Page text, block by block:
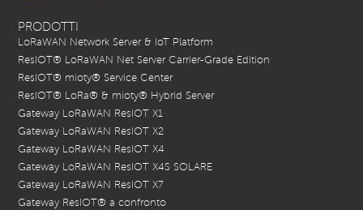
PRODOTTI
LoRaWAN Network Server & IoT Platform
ResIOT® LoRaWAN Net Server Carrier-Grade Edition
ResIOT® mioty® Service Center
ResIOT® LoRa® & mioty® Hybrid Server
Gateway LoRaWAN ResIOT X1
Gateway LoRaWAN ResIOT X2
Gateway LoRaWAN ResIOT X4
Gateway LoRaWAN ResIOT X4S SOLARE
Gateway LoRaWAN ResIOT X7
Gateway ResIOT® a confronto